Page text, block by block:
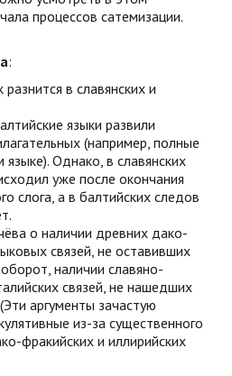
процессов сатемизации.
:
в славянских и
языки развили
(например, полные
языке). Однако, в славянских
уже после окончания
слога, а в балтийских следов
о наличии древних дако-
связей, не оставивших
наличии славяно-
связей, не нашедших
аргументы зачастую
из-за существенного
фракийских и иллирийских